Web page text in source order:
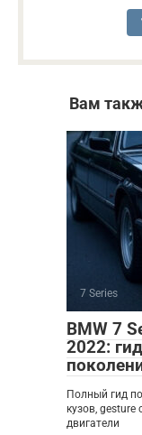
Вам
7 Series
BMW 7
2022:
Полный гид
кузов, gesture
двигатели